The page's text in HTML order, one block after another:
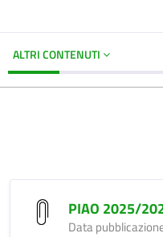
ALTRI CONTENUTI
PIAO 2025/
Data